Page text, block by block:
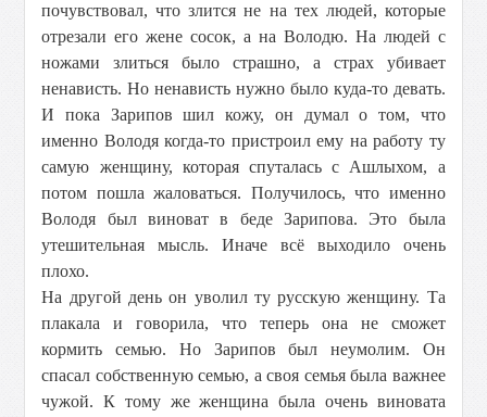
почувствовал, что злится не на тех людей, которые
отрезали его жене сосок, а на Володю. На людей с
ножами злиться было страшно, а страх убивает
ненависть. Но ненависть нужно было куда-то девать.
И пока Зарипов шил кожу, он думал о том, что
именно Володя когда-то пристроил ему на работу ту
самую женщину, которая спуталась с Ашлыхом, а
потом пошла жаловаться. Получилось, что именно
Володя был виноват в беде Зарипова. Это была
утешительная мысль. Иначе всё выходило очень
плохо.
На другой день он уволил ту русскую женщину. Та
плакала и говорила, что теперь она не сможет
кормить семью. Но Зарипов был неумолим. Он
спасал собственную семью, а своя семья была важнее
чужой. К тому же женщина была очень виновата